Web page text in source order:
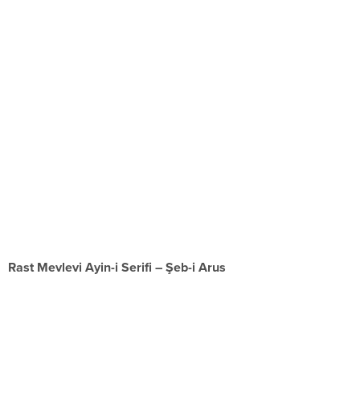
Rast Mevlevi Ayin-i Serifi – Şeb-i Arus